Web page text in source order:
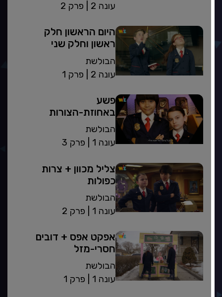
פרק 2
| עונה 2
היום הראשון חלק
ראשון וחלק שני
הבולשת
פרק 1
| עונה 2
פשע
באחוזת-הצורות
הבולשת
פרק 3
| עונה 1
צליל מכוון + צרות
כפולות
הבולשת
פרק 2
| עונה 1
אפקט אפס + דובים
חסרי-מזל
הבולשת
פרק 1
| עונה 1